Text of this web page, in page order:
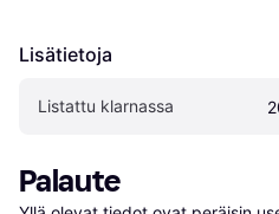
Lisätietoja
Listattu klarnassa
Palaute